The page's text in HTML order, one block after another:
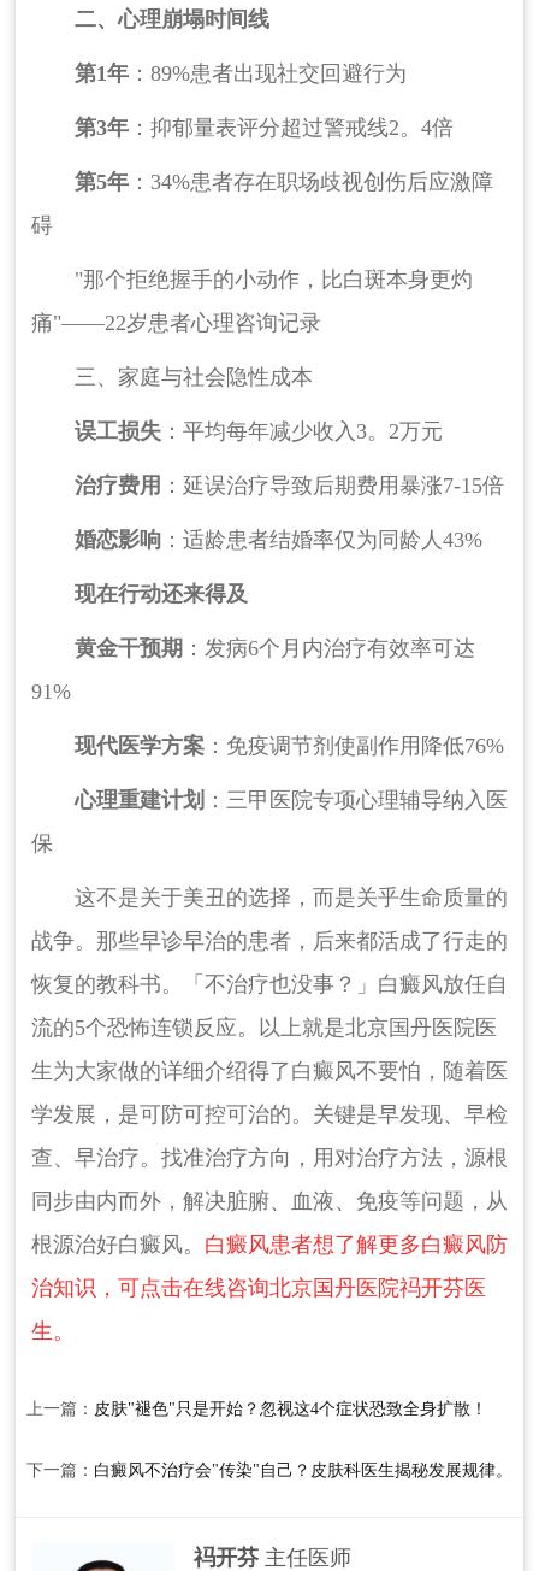
二、心理崩塌时间线
第1年：89%患者出现社交回避行为
第3年：抑郁量表评分超过警戒线2。4倍
第5年：34%患者存在职场歧视创伤后应激障
碍
"那个拒绝握手的小动作，比白斑本身更灼
痛"——22岁患者心理咨询记录
三、家庭与社会隐性成本
误工损失：平均每年减少收入3。2万元
治疗费用 ：延误治疗导致后期费用暴涨7-15倍
婚恋影响：适龄患者结婚率仅为同龄人43%
现在行动还来得及
黄金干预期 ：发病6个月内治疗有效率可达
91%
现代医学方案：免疫调节剂使副作用降低76%
心理重建计划 ：三甲医院专项心理辅导纳入医
保
这不是关于美丑的选择，而是关乎生命质量的
战争。那些早诊早治的患者，后来都活成了行走的
恢复的教科书。「不治疗也没事？」白癜风放任自
流的5个恐怖连锁反应。以上就是北京国丹医院医
生为大家做的详细介绍得了白癜风不要怕，随着医
学发展，是可防可控可治的。关键是早发现、早检
查、早治疗。找准治疗方向，用对治疗方法，源根
同步由内而外，解决脏腑、血液、免疫等问题，从
根源治好白癜风。 白癜风患者想了解更多白癜风防
治知识，可点击在线咨询北京国丹医院祃开芬医
生。
上一篇： 皮肤"褪色"只是开始？忽视这4个症状恐致全身扩散！
下一篇： 白癜风不治疗会"传染"自己？皮肤科医生揭秘发展规律。
祃开芬 主任医师